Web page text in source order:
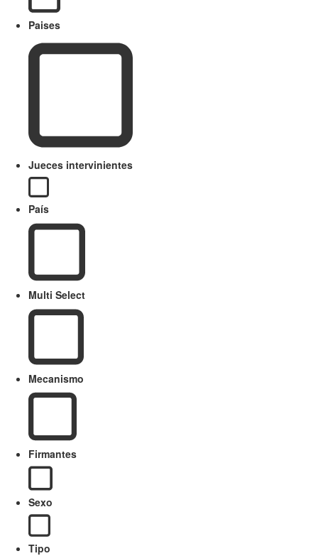
Paises
Jueces intervinientes
País
Multi Select
Mecanismo
Firmantes
Sexo
Tipo